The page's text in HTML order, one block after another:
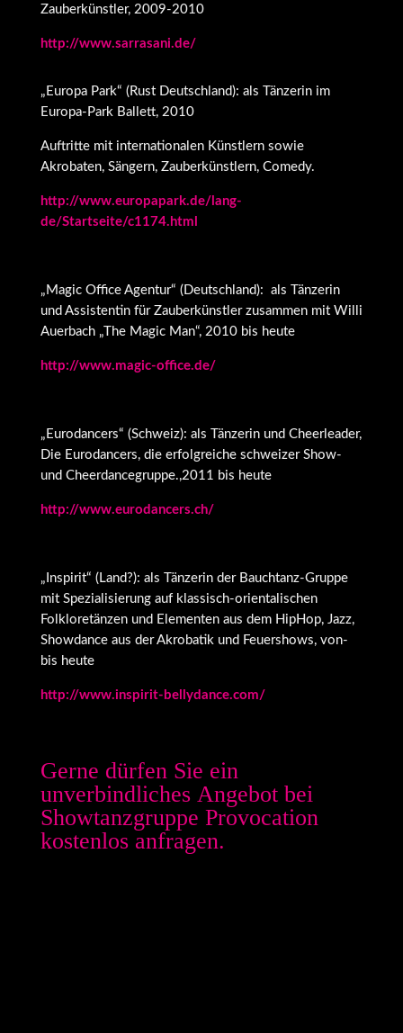
Zauberkünstler, 2009-2010
http://www.sarrasani.de/
„Europa Park“ (Rust Deutschland): als Tänzerin im
Europa-Park Ballett, 2010
Auftritte mit internationalen Künstlern sowie
Akrobaten, Sängern, Zauberkünstlern, Comedy.
http://www.europapark.de/lang-
de/Startseite/c1174.html
„Magic Office Agentur“ (Deutschland): als Tänzerin
und Assistentin für Zauberkünstler zusammen mit Willi
Auerbach „The Magic Man“, 2010 bis heute
http://www.magic-office.de/
„Eurodancers“ (Schweiz): als Tänzerin und Cheerleader,
Die Eurodancers, die erfolgreiche schweizer Show-
und Cheerdancegruppe.,2011 bis heute
http://www.eurodancers.ch/
„Inspirit“ (Land?): als Tänzerin der Bauchtanz-Gruppe
mit Spezialisierung auf klassisch-orientalischen
Folkloretänzen und Elementen aus dem HipHop, Jazz,
Showdance aus der Akrobatik und Feuershows, von-
bis heute
http://www.inspirit-bellydance.com/
Gerne dürfen Sie ein
unverbindliches Angebot bei
Showtanzgruppe Provocation
kostenlos anfragen.